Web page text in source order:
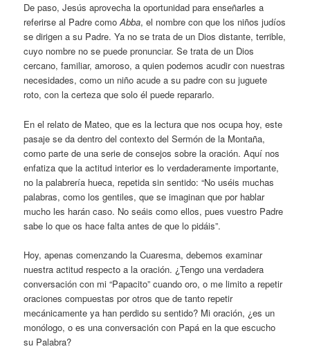
De paso, Jesús aprovecha la oportunidad para enseñarles a
referirse al Padre comoAbba, el nombre con que los niños judíos
se dirigen a su Padre. Ya no se trata de un Dios distante, terrible,
cuyo nombre no se puede pronunciar. Se trata de un Dios
cercano, familiar, amoroso, a quien podemos acudir con nuestras
necesidades, como un niño acude a su padre con su juguete
roto, con la certeza que solo él puede repararlo.
En el relato de Mateo, que es la lectura que nos ocupa hoy, este
pasaje se da dentro del contexto del Sermón de la Montaña,
como parte de una serie de consejos sobre la oración. Aquí nos
enfatiza que la actitud interior es lo verdaderamente importante,
no la palabrería hueca, repetida sin sentido: “No uséis muchas
palabras, como los gentiles, que se imaginan que por hablar
mucho les harán caso. No seáis como ellos, pues vuestro Padre
sabe lo que os hace falta antes de que lo pidáis”.
Hoy, apenas comenzando la Cuaresma, debemos examinar
nuestra actitud respecto a la oración. ¿Tengo una verdadera
conversación con mi “Papacito” cuando oro, o me limito a repetir
oraciones compuestas por otros que de tanto repetir
mecánicamente ya han perdido su sentido? Mi oración, ¿es un
monólogo, o es una conversación con Papá en la que escucho
su Palabra?